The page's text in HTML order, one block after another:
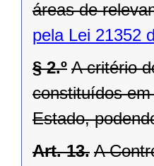
áreas de
pela Lei 21352
§ 2.º A critério
constituídos
Estado,
Art. 13. A